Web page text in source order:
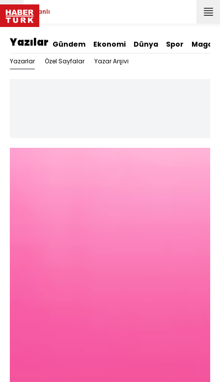
Canlı
Yazılar Gündem Ekonomi Dünya Spor
Yazarlar Özel Sayfalar Yazar Arşivi